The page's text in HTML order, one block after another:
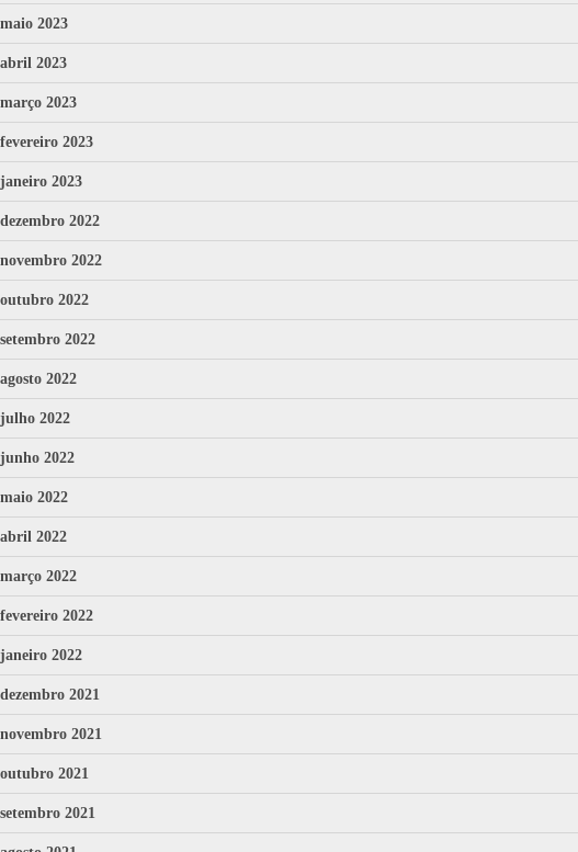
maio 2023
abril 2023
março 2023
fevereiro 2023
janeiro 2023
dezembro 2022
novembro 2022
outubro 2022
setembro 2022
agosto 2022
julho 2022
junho 2022
maio 2022
abril 2022
março 2022
fevereiro 2022
janeiro 2022
dezembro 2021
novembro 2021
outubro 2021
setembro 2021